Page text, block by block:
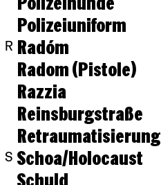
Polizeiuniform
R Radóm
Radom (Pistole)
Razzia
Reinsburgstraße
Retraumatisierung
S Schoa/Holocaust
Schuld